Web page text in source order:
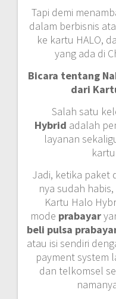
Tapi demi
dalam berbisnis
ke kartu HALO,
yang ada di
Bicara tentang
dari
Salah satu
Hybrid adalah
layanan
kartu
Jadi, ketika paket
nya sudah
Kartu Halo
mode prabayar
beli pulsa
atau isi sendiri
payment system
dan telkomsel